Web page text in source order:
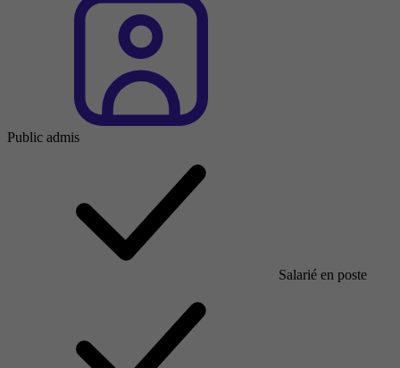
Public admis
Salarié en poste